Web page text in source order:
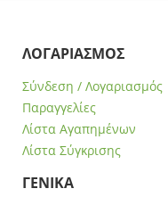
ΛΟΓΑΡΙΑΣΜΟΣ
Σύνδεση / Λογαριασμός
Παραγγελίες
Λίστα Αγαπημένων
Λίστα Σύγκρισης
ΓΕΝΙΚΑ